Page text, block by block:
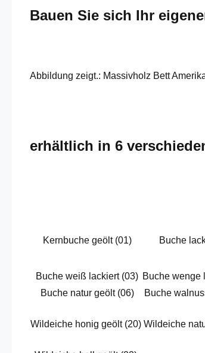
Bauen Sie sich Ihr
Abbildung zeigt.: Massivholz Bett
erhältlich in 6
Kernbuche geölt (01) Buche
Buche weiß lackiert (03) Buche wenge
Buche natur geölt (06)
Buche
Wildeiche honig geölt (20) Wildeiche